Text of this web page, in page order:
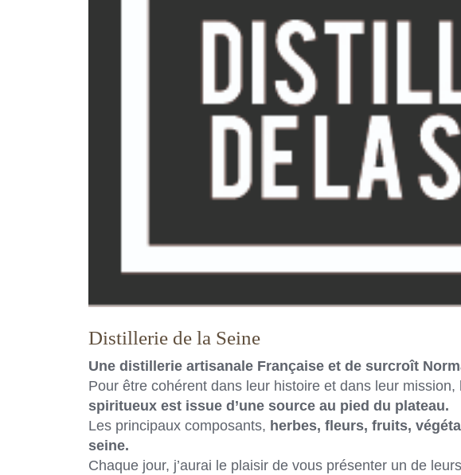
Distillerie de la Seine
Une distillerie artisanale Française et de surcroît
Pour être cohérent dans leur histoire et dans leur mission,
spiritueux est issue d’une source au pied du plateau.
Les principaux composants, herbes, fleurs, fruits,
seine.
Chaque jour, j’aurai le plaisir de vous présenter un de